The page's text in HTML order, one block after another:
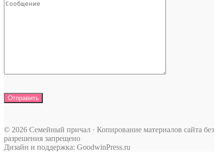
© 2026 Семейный причал · Копирование материалов сайта без
разрешения запрещено
Дизайн и поддержка: GoodwinPress.ru